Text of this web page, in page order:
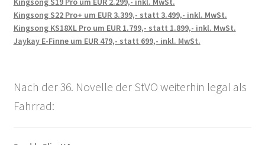
Kingsong S22 Pro+ um EUR 3.399,- statt 3.499,- inkl. MwSt.
Kingsong KS18XL Pro um EUR 1.799,- statt 1.899,- inkl. MwSt.
Jaykay E-Finne um EUR 479,- statt 699,- inkl. MwSt.
Nach der 36. Novelle der StVO weiterhin legal als
Fahrrad: